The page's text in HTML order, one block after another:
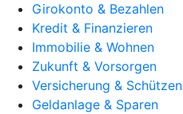
Girokonto & Bezahlen
Kredit & Finanzieren
Immobilie & Wohnen
Zukunft & Vorsorgen
Versicherung & Schützen
Geldanlage & Sparen